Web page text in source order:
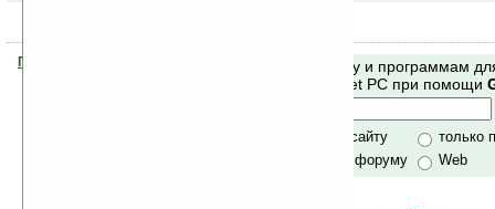
Помогите Ладошкам стать лучше
Поиск по сайту и программам
Mobile и Pocket PC при помощи
только по сайту
только
по сайту и форуму
Web